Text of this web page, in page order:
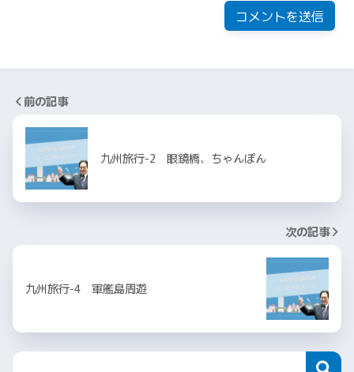
前の記事
九州旅行-2 眼鏡橋、ちゃんぽん
次の記事
九州旅行-4 軍艦島周遊